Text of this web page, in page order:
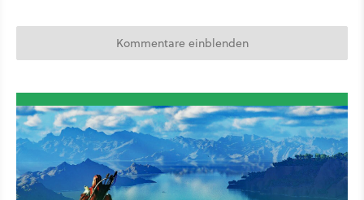
Kommentare einblenden